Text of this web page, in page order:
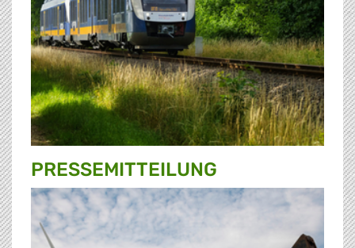
PRESSE­MITTEILUNG